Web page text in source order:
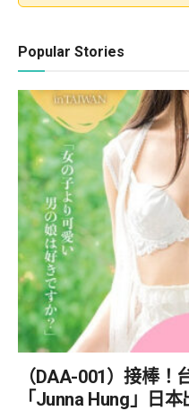
Popular Stories
（DAA-001）接棒！
「Junna Hung」日本